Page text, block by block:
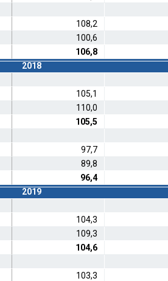
108,2
100,6
106,8
2018
105,1
110,0
105,5
97,7
89,8
96,4
2019
104,3
109,3
104,6
103,3